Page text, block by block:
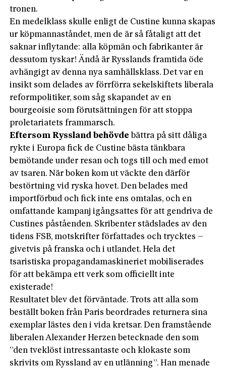
tronen.
En medelklass skulle enligt de Custine kunna skapas
ur köpmannaståndet, men de är så fåtaligt att det
saknar inflytande: alla köpmän och fabrikanter är
dessutom tyskar! Ändå är Rysslands framtida öde
avhängigt av denna nya samhällsklass. Det var en
insikt som delades av förrförra sekelskiftets liberala
reformpolitiker, som såg skapandet av en
bourgeoisie som förutsättningen för att stoppa
proletariatets frammarsch.
Eftersom Ryssland behövde bättra på sitt dåliga
rykte i Europa fick de Custine bästa tänkbara
bemötande under resan och togs till och med emot
av tsaren. När boken kom ut väckte den därför
bestörtning vid ryska hovet. Den belades med
importförbud och fick inte ens omtalas, och en
omfattande kampanj igångsattes för att gendriva de
Custines påståenden. Skribenter städslades av den
tidens FSB, motskrifter författades och trycktes –
givetvis på franska och i utlandet. Hela det
tsaristiska propagandamaskineriet mobiliserades
för att bekämpa ett verk som officiellt inte
existerade!
Resultatet blev det förväntade. Trots att alla som
beställt boken från Paris beordrades returnera sina
exemplar lästes den i vida kretsar. Den framstående
liberalen Alexander Herzen betecknade den som
”den tveklöst intressantaste och klokaste som
skrivits om Ryssland av en utlänning”. Han menade